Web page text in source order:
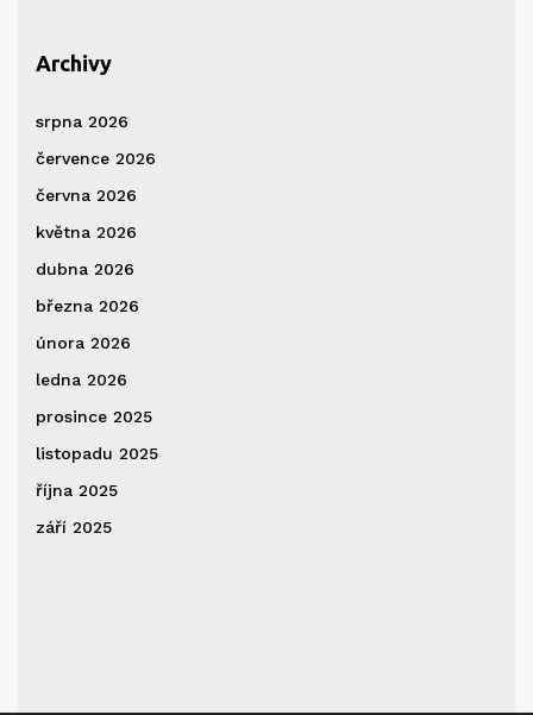
Archivy
srpna 2026
července 2026
června 2026
května 2026
dubna 2026
března 2026
února 2026
ledna 2026
prosince 2025
listopadu 2025
října 2025
září 2025